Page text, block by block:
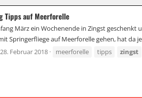
Tipps auf Meerforelle
März ein Wochenende in Zingst
Springerfliege auf Meerforelle gehen, hat da
28. Februar 2018 meerforelle tipps zingst